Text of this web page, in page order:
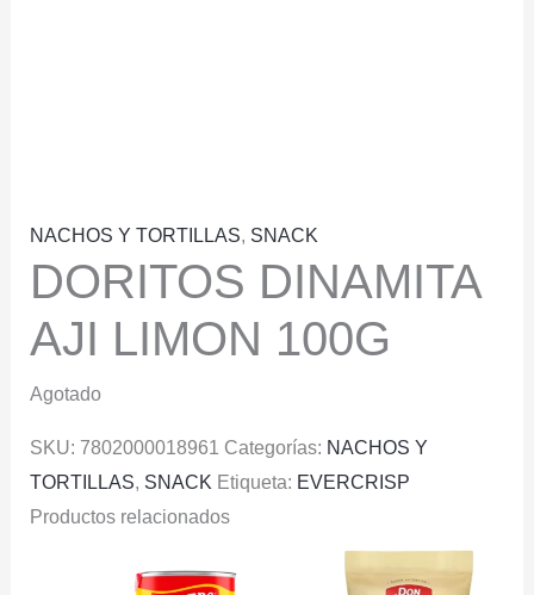
NACHOS Y TORTILLAS, SNACK
DORITOS DINAMITA
AJI LIMON 100G
Agotado
SKU: 7802000018961 Categorías: NACHOS Y
TORTILLAS, SNACK Etiqueta: EVERCRISP
Productos relacionados